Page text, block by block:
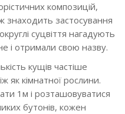
композицій,
знаходить застосування
суцвіття нагадують
і отримали свою назву.
кущів частіше
як кімнатної рослини.
1м і розташовуватися
бутонів, кожен